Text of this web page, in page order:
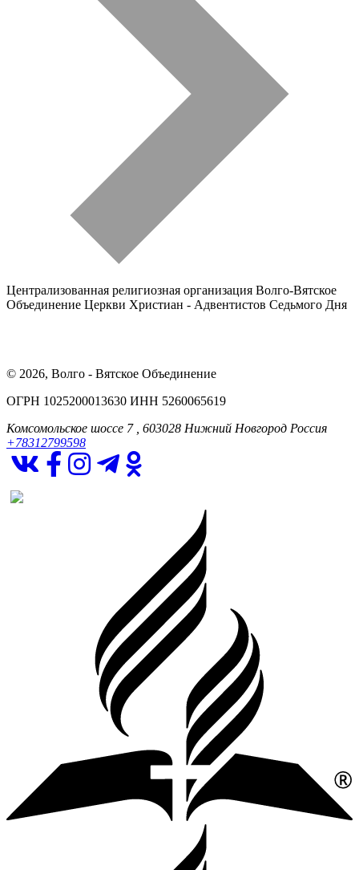
Централизованная религиозная организация Волго-Вятское
Объединение Церкви Христиан - Адвентистов Седьмого Дня
© 2026, Волго - Вятское Объединение
ОГРН 1025200013630 ИНН 5260065619
Комсомольское шоссе 7
, 603028 Нижний Новгород Россия
+78312799598